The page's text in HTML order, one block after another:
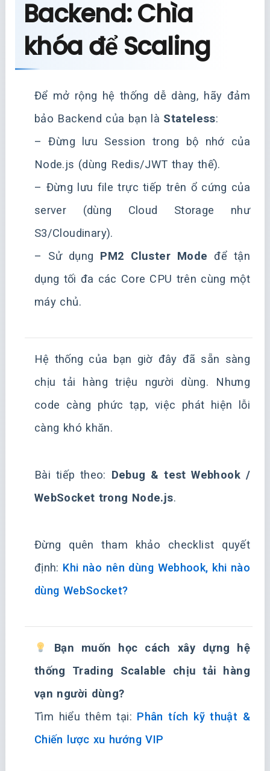
Backend: Chìa
khóa để Scaling
Để mở rộng hệ thống dễ dàng, hãy đảm
bảo Backend của bạn là Stateless:
– Đừng lưu Session trong bộ nhớ của
Node.js (dùng Redis/JWT thay thế).
– Đừng lưu file trực tiếp trên ổ cứng của
server (dùng Cloud Storage như
S3/Cloudinary).
– Sử dụng PM2 Cluster Mode để tận
dụng tối đa các Core CPU trên cùng một
máy chủ.
Hệ thống của bạn giờ đây đã sẵn sàng
chịu tải hàng triệu người dùng. Nhưng
code càng phức tạp, việc phát hiện lỗi
càng khó khăn.
Bài tiếp theo: Debug & test Webhook /
WebSocket trong Node.js.
Đừng quên tham khảo checklist quyết
định: Khi nào nên dùng Webhook, khi nào
dùng WebSocket?
Bạn muốn học cách xây dựng hệ
thống Trading Scalable chịu tải hàng
vạn người dùng?
Tìm hiểu thêm tại: Phân tích kỹ thuật &
Chiến lược xu hướng VIP